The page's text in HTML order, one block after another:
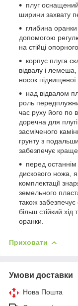
плуг
ширини захвату
глибина
допомогою
на стійці
корпус плуга
відвалу і
носок підвищеної
над відвалом
роль
час руху його по
доречна для
засміченого
грунту з
забезпечує
перед
дискового ножа,
комплектації
земельного
також забезпечує
більш стійкий хід
оранки.
Приховати
Умови доставки
Нова Пошта